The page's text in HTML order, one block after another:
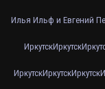
Илья Ильф и Евгений
ИркутскИркутск
ИркутскИркутскИркутск